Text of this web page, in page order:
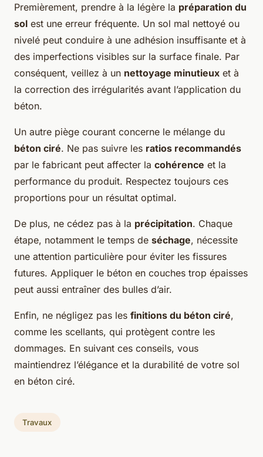
Premièrement, prendre à la légère la préparation du
sol est une erreur fréquente. Un sol mal nettoyé ou
nivelé peut conduire à une adhésion insuffisante et à
des imperfections visibles sur la surface finale. Par
conséquent, veillez à un nettoyage minutieux et à
la correction des irrégularités avant l’application du
béton.
Un autre piège courant concerne le mélange du
béton ciré. Ne pas suivre les ratios recommandés
par le fabricant peut affecter la cohérence et la
performance du produit. Respectez toujours ces
proportions pour un résultat optimal.
De plus, ne cédez pas à la précipitation. Chaque
étape, notamment le temps de séchage, nécessite
une attention particulière pour éviter les fissures
futures. Appliquer le béton en couches trop épaisses
peut aussi entraîner des bulles d’air.
Enfin, ne négligez pas les finitions du béton ciré,
comme les scellants, qui protègent contre les
dommages. En suivant ces conseils, vous
maintiendrez l’élégance et la durabilité de votre sol
en béton ciré.
Travaux